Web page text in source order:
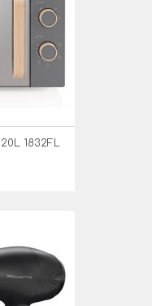
1832FL